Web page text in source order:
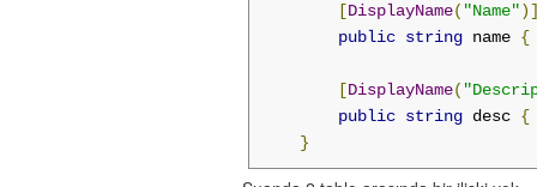
[DisplayName( "TaxNum"
[Required]
public double Amount
[DisplayName( "Name")]
public string name {
[DisplayName(
public string desc {
}